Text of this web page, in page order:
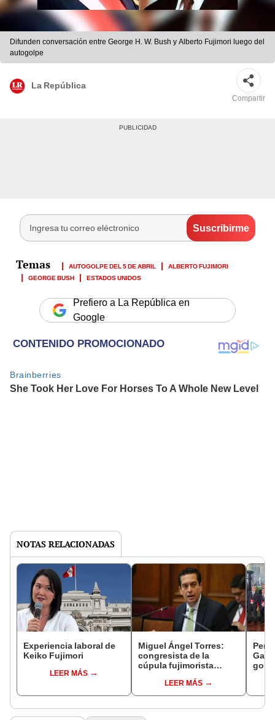
Difunden conversación entre George H. W. Bush y Alberto Fujimori luego del
autogolpe
La República
Compartir
AUTOGOLPE DEL 5 DE ABRIL
ALBERTO FUJIMORI
GEORGE BUSH
ESTADOS UNIDOS
Prefiero a La República en
Google
NOTAS RELACIONADAS
Experiencia laboral de
Keiko Fujimori
LEER MÁS
Miguel Ángel Torres:
congresista de la
cúpula fujimorista
del SenadoLEER MÁS